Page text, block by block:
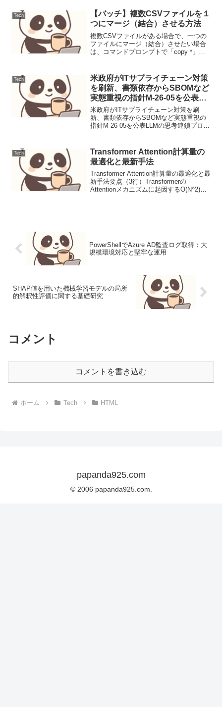
保護と運用の安定化を目指し、CSP
Legacyサブス...
Tech
【バッチ】複数CSVファイルを１
つにマージ（結合）させる方法
複数CSVファイルがある場合で、一つの
ファイルにマージ（結合）させたい場合
は、コマンドプロンプトで「copy *」を
*.csv re...
Tech
米政府がITサプライチェーン対策
を刷新、書類依存からSBOMなど
実態重視の指針M-26-05を公表
（運用連絡）
米政府がITサプライチェーン対策を刷
新、書類依存からSBOMなど実態重視の
指針M-26-05を公表LLMの思考連鎖プロン
からの問い合わせ対応を自動化するLLM
プロ...
Tech
Transformer Attention計算量の
最適化と最新手法
Transformer Attention計算量の最適化と最
新手法要点（3行）Transformerの
Attentionメカニズムに起因するO(N^2)の
PowerShellでAzure AD監査ログ取得：大
規模環境対応と堅牢な運用
SHAP値を用いた機械学習モデルの局所
的解釈性評価に関する基礎研究
コメント
コメントを書き込む
ホーム Tech HTML
papanda925.com
© 2006 papanda925.com.